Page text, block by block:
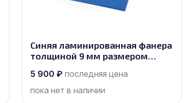
Синяя ламинированная фанера
толщиной 9 мм размером
5 900 ₽ последняя цена
пока нет в наличии